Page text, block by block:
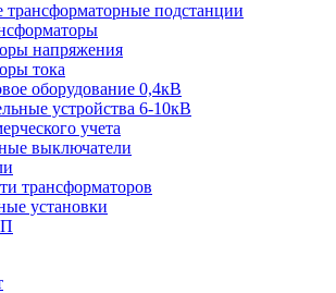
подстанции
напряжения
тока
оборудование 0,4кВ
устройства 6-10кВ
учета
выключатели
трансформаторов
установки